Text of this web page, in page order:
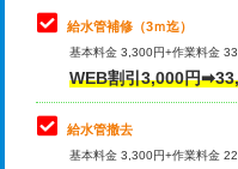
マス交換（土の掘削・埋め
マス交換（深さ50㎝未満）
マス交換（深さ50㎝以上）
理・調整・分解・加工など
止水・漏水調査・防水処
理・調整・分解・加工な
その他部品の脱着
給水管補修（3ｍ迄）
基本料金 3,300円+作業料金
WEB割引3,000円
給水管撤去
基本料金 3,300円+作業料金